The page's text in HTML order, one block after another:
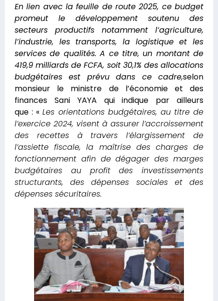
En lien avec la feuille de route 2025, ce budget
promeut le développement soutenu des
secteurs productifs notamment l’agriculture,
l’industrie, les transports, la logistique et les
services de qualités. A ce titre, un montant de
419,9 milliards de FCFA, soit 30,1% des allocations
budgétaires est prévu dans ce cadre,selon
monsieur le ministre de l’économie et des
finances Sani YAYA qui indique par ailleurs
que : «Les orientations budgétaires, au titre de
l’exercice 2024, visent à assurer l’accroissement
des recettes à travers l’élargissement de
l’assiette fiscale, la maîtrise des charges de
fonctionnement afin de dégager des marges
budgétaires au profit des investissements
structurants, des dépenses sociales et des
dépenses sécuritaires.